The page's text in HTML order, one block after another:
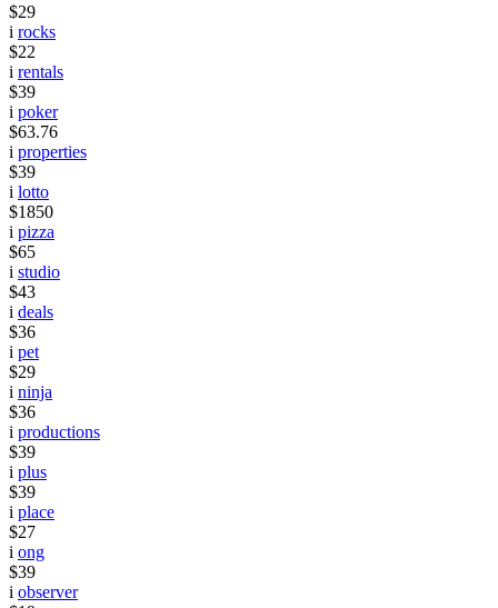
$29
i rocks
$22
i rentals
$39
i poker
$63.76
i properties
$39
i lotto
$1850
i pizza
$65
i studio
$43
i deals
$36
i pet
$29
i ninja
$36
i productions
$39
i plus
$39
i place
$27
i ong
$39
i observer